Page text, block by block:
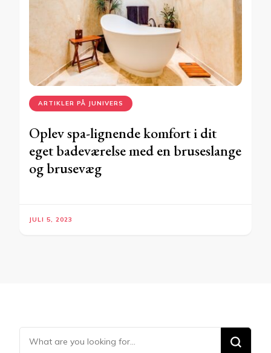
ARTIKLER PÅ JUNIVERS
Oplev spa-lignende komfort i dit
eget badeværelse med en bruseslange
og brusevæg
JULI 5, 2023
Looking